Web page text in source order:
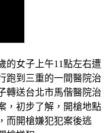
的女子上午11點左右遭
跑到三重的一間醫院治
轉送台北市馬偕醫院治
，初步了解，開槍地點
而開槍嫌犯犯案後逃